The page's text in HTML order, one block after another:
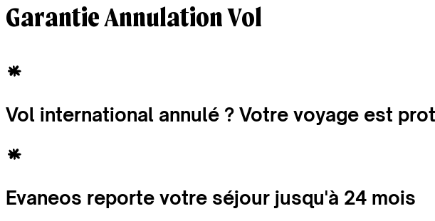
Garantie Annulation Vol
Vol international annulé ? Votre voyage est
Evaneos reporte votre séjour jusqu'à 24 mois